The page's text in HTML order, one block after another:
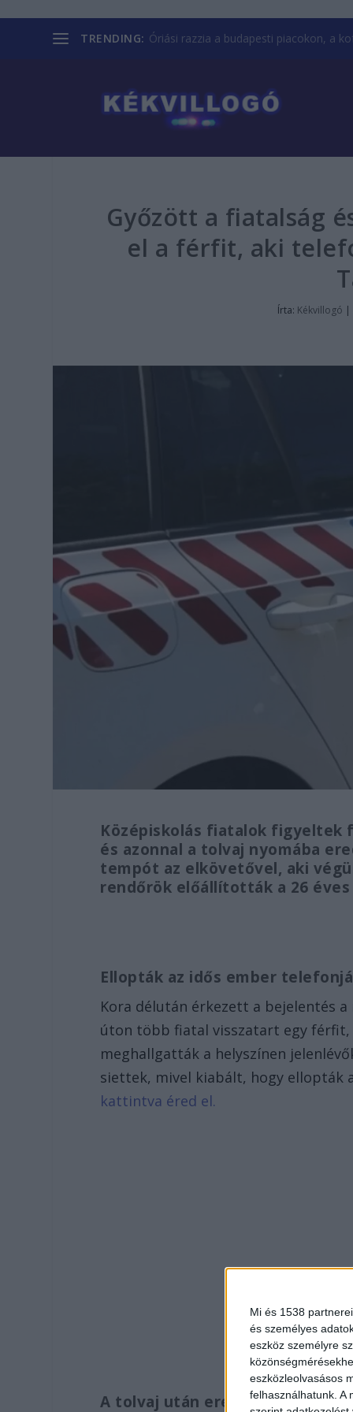
Mi és 1538
és személyes
eszköz személyre
eszközleolvasásos
felhasználhatunk. A
TRENDING: Óriási razzia a budapesti piacokon, a
Győzött a fiatalság
el a férfit, aki
Írta: Kékvillogó |
Középiskolás fiatalok figyeltek
és azonnal a tolvaj nyomába
tempót az elkövetővel, aki
rendőrök előállították a 26
Ellopták az idős ember
Kora délután érkezett a bejelentés
úton több fiatal visszatart egy
meghallgatták a helyszínen
siettek, mivel kiabált, hogy ellopták
kattintva éred el.
A tolvaj után eredtek